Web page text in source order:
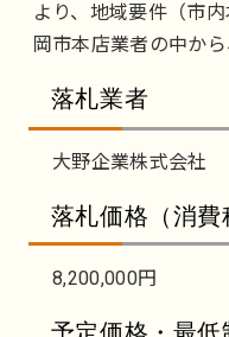
より、地域要件（市
岡市本店業者の中か
落札業者
大野企業株式会社
落札価格（消費
8,200,000円